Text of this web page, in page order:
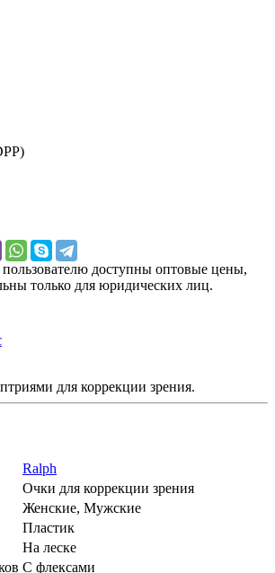
доступны оптовые цены,
только для юридических лиц.
для коррекции зрения.
Ralph
Очки для коррекции зрения
Женские, Мужские
Пластик
На леске
С флексами